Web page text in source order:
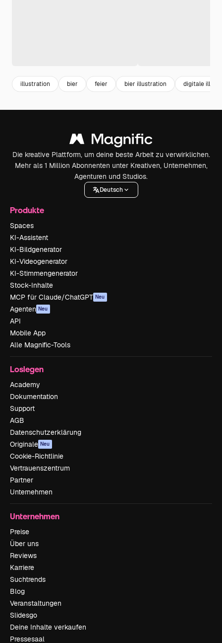
illustration bier feier bier illustration digitale
Die kreative Plattform, um deine beste Arbeit zu verwirklichen.
Mehr als 1 Million Abonnenten unter Kreativen, Unternehmen,
Agenturen und Studios.
Deutsch
Produkte
Spaces
KI-Assistent
KI-Bildgenerator
KI-Videogenerator
KI-Stimmengenerator
Stock-Inhalte
MCP für Claude/ChatGPT Neu
Agenten Neu
API
Mobile App
Alle Magnific-Tools
Loslegen
Academy
Dokumentation
Support
AGB
Datenschutzerklärung
Originale Neu
Cookie-Richtlinie
Vertrauenszentrum
Partner
Unternehmen
Unternehmen
Preise
Über uns
Reviews
Karriere
Suchtrends
Blog
Veranstaltungen
Slidesgo
Deine Inhalte verkaufen
Pressesaal